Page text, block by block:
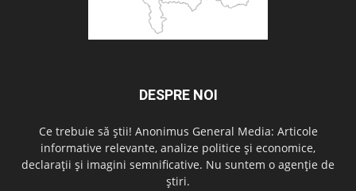
DESPRE NOI
Ce trebuie să știi! Anonimus General Media: Articole
informative relevante, analize politice și economice,
declarații și imagini semnificative. Nu suntem o agenție de
știri.